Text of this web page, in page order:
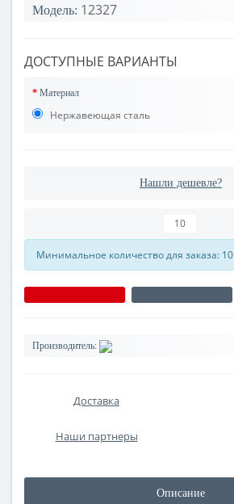
Модель: 12327
ДОСТУПНЫЕ ВАРИАНТЫ
Материал
Нержавеющая сталь
Нашли дешевле?
Минимальное количество для заказа: 10
Производитель:
Доставка
Наши партнеры
Описание